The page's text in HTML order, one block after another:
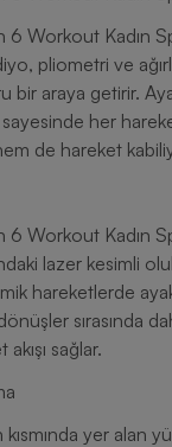
Workout Kadın
pliometri ve
bir araya getirir.
sayesinde her
hem de hareket
Workout Kadın
lazer kesimli
hareketlerde
sırasında
sağlar.
kısmında yer